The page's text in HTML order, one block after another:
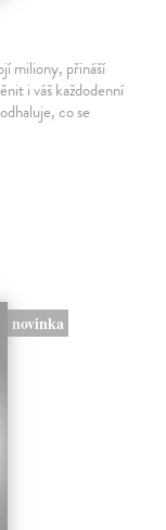
miliony, přináší
i váš každodenní
co se
novinka